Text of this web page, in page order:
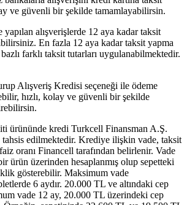
ve güvenli bir şekilde tamamlayabilirsin.
alışverişlerde 12 aya kadar taksit
En fazla 12 aya kadar taksit yapma
farklı taksit tutarları uygulanabilmektedir.
Alışveriş Kredisi seçeneği ile ödeme
hızlı, kolay ve güvenli bir şekilde
ürününde kredi Turkcell Finansman A.Ş.
tahsis edilmektedir. Krediye ilişkin vade, taksit
oranı Financell tarafından belirlenir. Vade
ürün üzerinden hesaplanmış olup sepetteki
gösterebilir. Maksimum vade
6 aydır. 20.000 TL ve altındaki cep
vade 12 ay, 20.000 TL üzerindeki cep